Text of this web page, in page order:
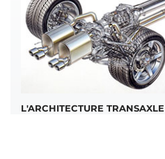
L'ARCHITECTURE TRANSAXLE